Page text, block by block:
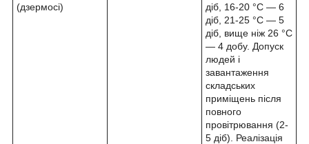
(дзермосі)
діб, 16-20 °C — 6
діб, 21-25 °C — 5
діб, вище ніж 26 °C
— 4 добу. Допуск
людей і
завантаження
складських
приміщень після
повного
провітрювання (2-
5 діб). Реалізація